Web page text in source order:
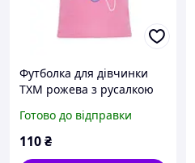
Футболка для дівчинки
TXM рожева з русалкою
Готово до відправки
110₴